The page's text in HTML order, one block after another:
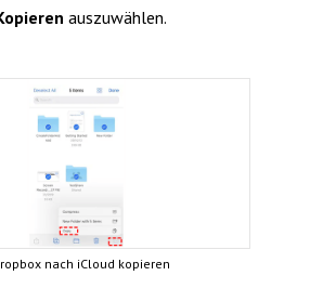
auszuwählen.
nach iCloud kopieren